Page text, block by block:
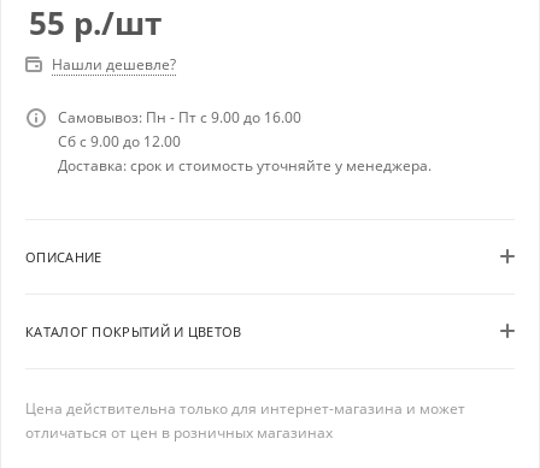
55 р./шт
Нашли дешевле?
Самовывоз: Пн - Пт с 9.00 до 16.00
Сб с 9.00 до 12.00
Доставка: срок и стоимость уточняйте у менеджера.
ОПИСАНИЕ
КАТАЛОГ ПОКРЫТИЙ И ЦВЕТОВ
Цена действительна только для интернет-магазина и может
отличаться от цен в розничных магазинах